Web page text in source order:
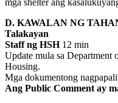
mga shelter ang
D. KAWALAN NG
Talakayan
Staff ng HSH12 min
Update mula sa Department
Housing.
Mga dokumentong
Ang Public Comment ay